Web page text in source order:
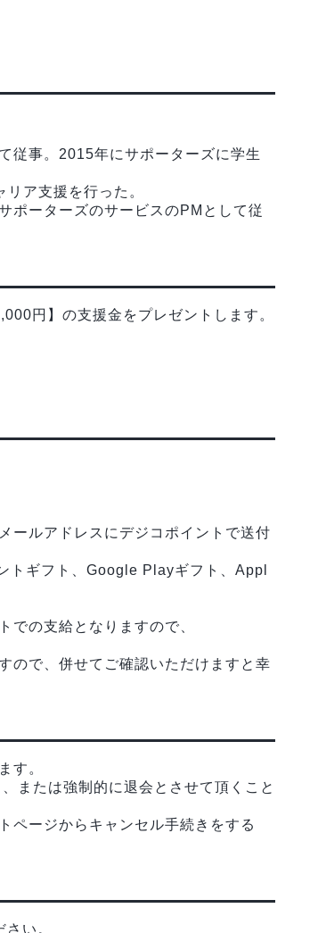
従事。2015年にサポーターズに学生
ア支援を行った。
ポーターズのサービスのPMとして従
円】の支援金をプレゼントします。
ールアドレスにデジコポイントで送付
トギフト、Google Playギフト、Appl
での支給となりますので、
ので、併せてご確認いただけますと幸
す。
または強制的に退会とさせて頂くこと
ページからキャンセル手続きをする
い。